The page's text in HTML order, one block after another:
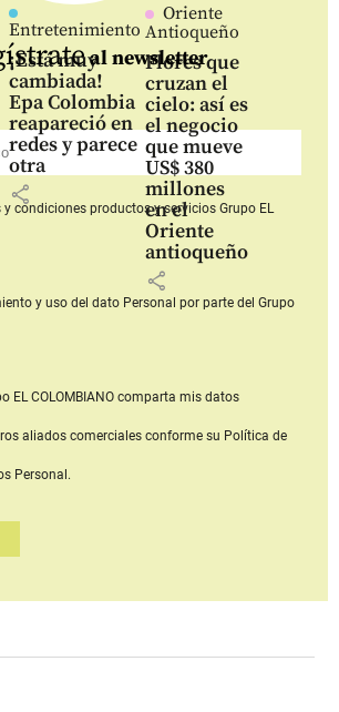
Entretenimiento
¡Está muy
cambiada!
Epa Colombia
reapareció en
redes y parece
otra
share
Oriente
Antioqueño
Flores que
cruzan el
cielo: así es
el negocio
que mueve
US$ 380
millones
en el
Oriente
antioqueño
share
al newsletter
y condiciones productos y serviciosGrupo EL
y uso del dato Personal por parte del Grupo
EL COLOMBIANOcomparta mis datos
aliados comerciales conforme su Política de
Personal.